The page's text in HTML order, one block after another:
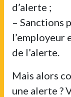
d’alerte ;
– Sanctions
l’employeur
de l’alerte.
Mais alors
une alerte ?